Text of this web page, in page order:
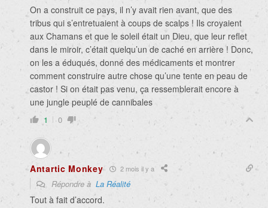
On a construit ce pays, il n’y avait rien avant, que des
tribus qui s’entretuaient à coups de scalps ! Ils croyaient
aux Chamans et que le soleil était un Dieu, que leur reflet
dans le miroir, c’était quelqu’un de caché en arrière ! Donc,
on les a éduqués, donné des médicaments et montrer
comment construire autre chose qu’une tente en peau de
castor ! Si on était pas venu, ça ressemblerait encore à
une jungle peuplé de cannibales
1 0
Antartic Monkey 2 mois il y a
Répondre à La Réalité
Tout à fait d’accord.